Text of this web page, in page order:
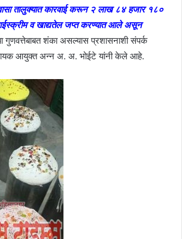
तालुक्यात कारवाई करून २ लाख ८४ हजार १८०
व खाद्यतेल जप्त करण्यात आले असून
गुणवत्तेबाबत शंका असल्यास प्रशासनाशी संपर्क
आयुक्त अन्न अ. अ. भोईटे यांनी केले आहे.